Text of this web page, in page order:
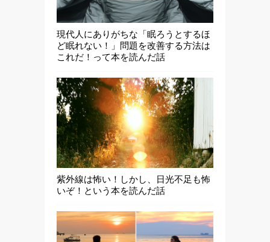
現代人にありがちな「眠ろうとするほ
ど眠れない！」問題を改善する方法は
これだ！って本を読んだ話
紫外線は怖い！しかし、日光不足も怖
いぞ！という本を読んだ話